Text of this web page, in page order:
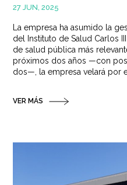
27 JUN, 2025
La empresa ha asumido la
del Instituto de Salud Carlos
de salud pública más
próximos dos años —con
dos—, la empresa velará por
VER MÁS